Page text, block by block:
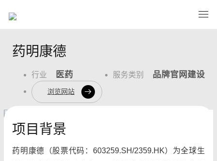
药明康德
行业 医药 服务类别 品牌官网建设
浏览网站
项目背景
药明康德（股票代码：603259.SH/2359.HK）为全球生